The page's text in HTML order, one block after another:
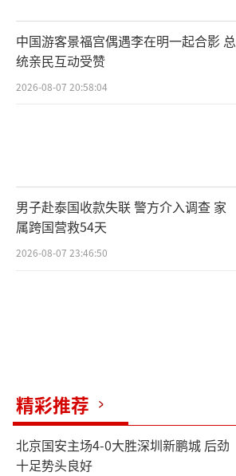
中国游客景福宫偶遇李在明一起合影 总
统亲民互动受赞
2026-08-07 20:58:04
男子赴泰国收款失联 警方介入调查 家
属跨国营救54天
2026-08-07 23:46:50
精彩推荐
北京国安主场4-0大胜深圳新鹏城 后劲
十足势头良好